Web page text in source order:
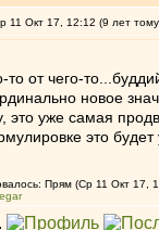
11 Окт 17, 12:12 (9 лет
от чего-
новое
это уже самая
это
Прям (Ср 11 Окт 17,